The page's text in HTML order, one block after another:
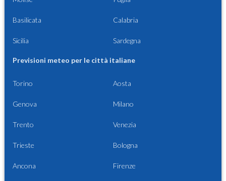
Basilicata Calabria
Sicilia Sardegna
Previsioni meteo per le città italiane
Torino Aosta
Genova Milano
Trento Venezia
Trieste Bologna
Ancona Firenze